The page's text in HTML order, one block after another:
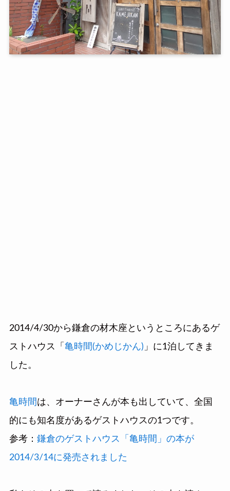
2014/4/30から鎌倉の材木座というところにあるゲ
ストハウス「 亀時間(かめじかん) 」に1泊してきま
した。
亀時間は、オーナーさんが本も出していて、全国
的にも知名度があるゲストハウスの1つです。
参考： 鎌倉のゲストハウス「亀時間」の本が
2014/3/14に発売されました